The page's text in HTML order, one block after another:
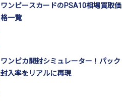
ワンピースカードのPSA10相場買取価
格一覧
ワンピカ開封シミュレーター！パック
封入率をリアルに再現